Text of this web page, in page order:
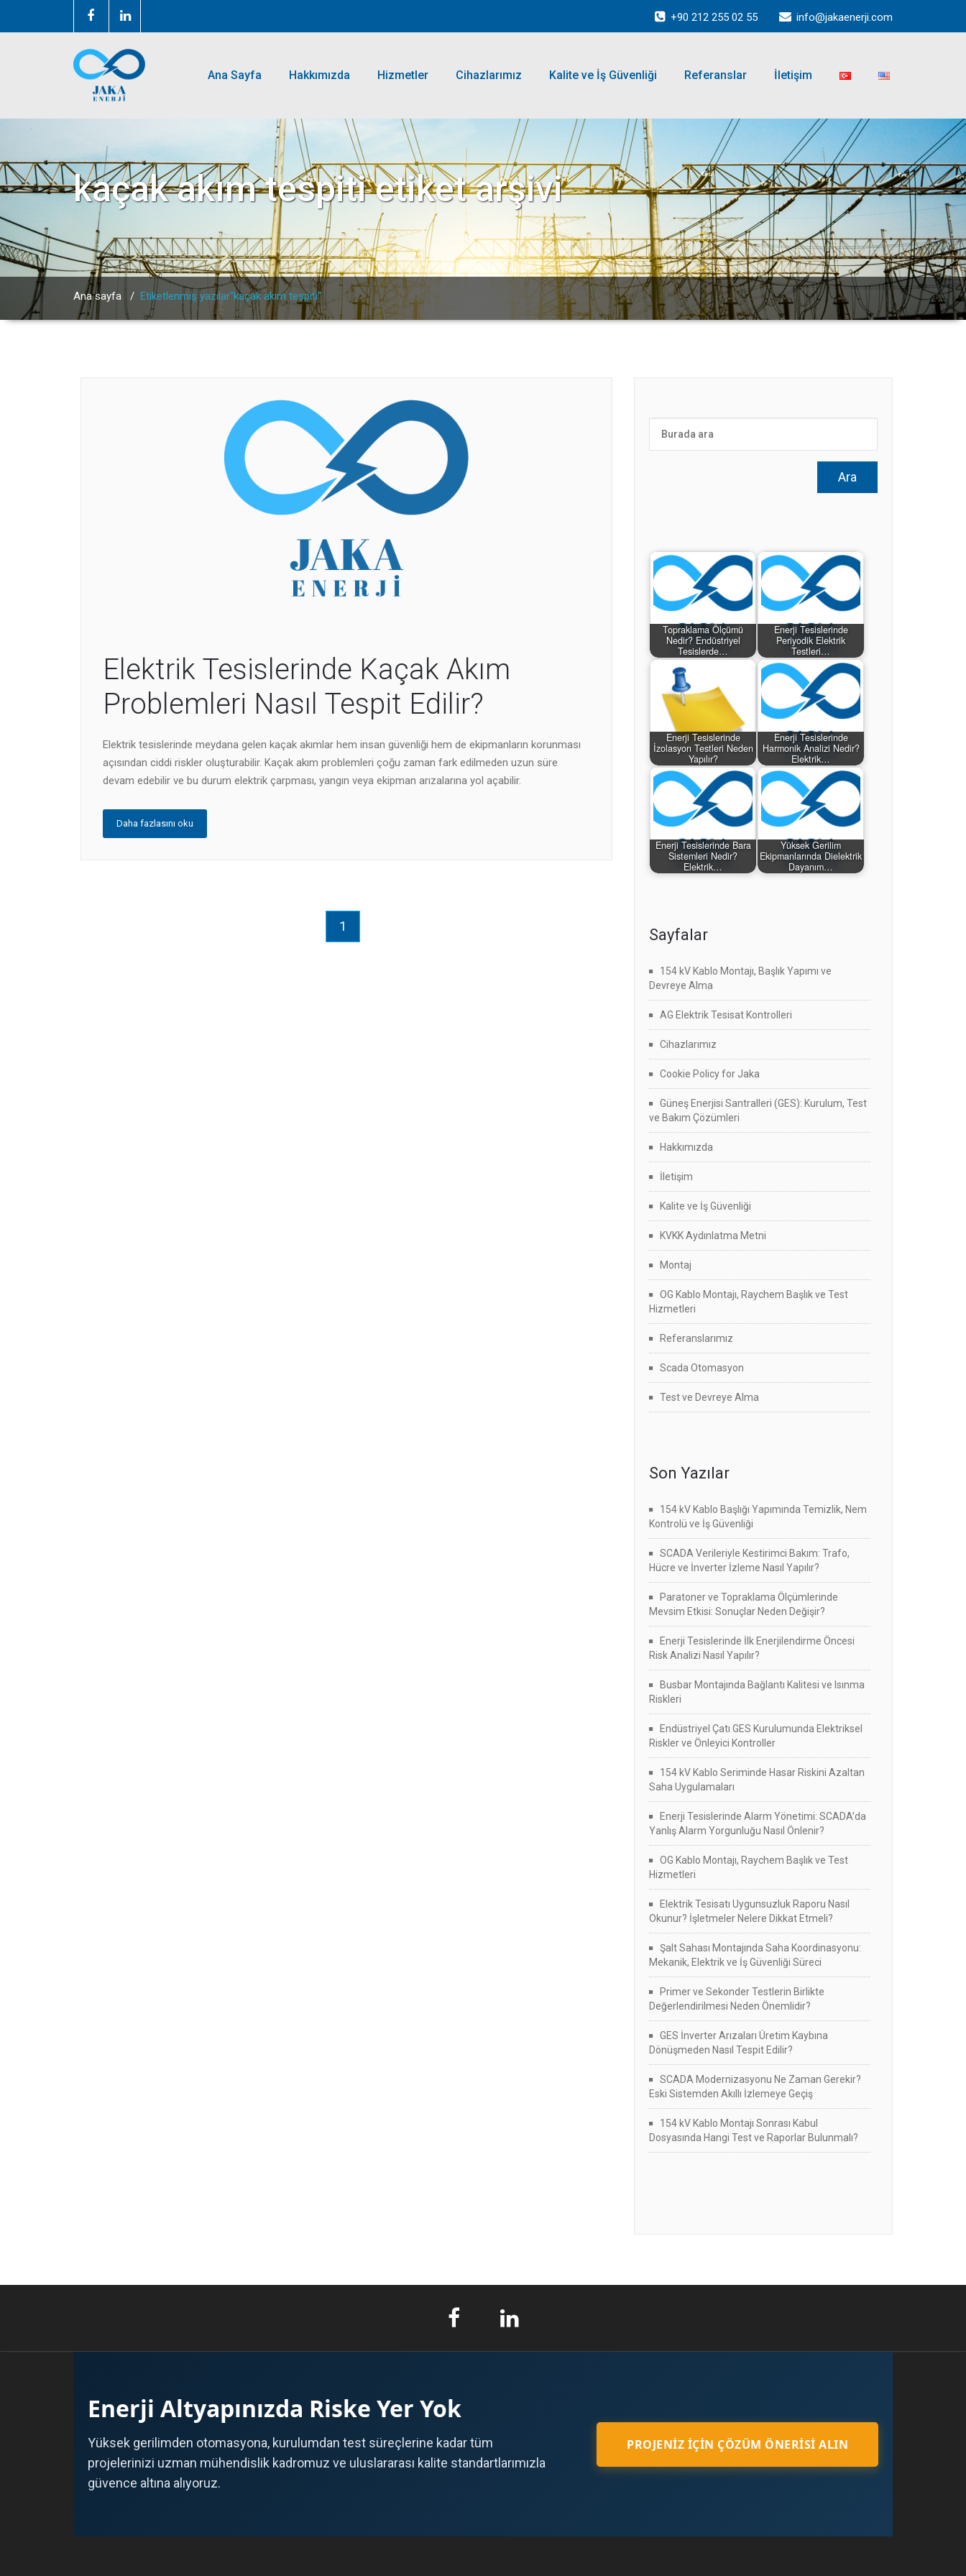
+90 212 255 02 55 info@jakaenerji.com
Ana Sayfa Hakkımızda Hizmetler Cihazlarımız Kalite ve İş Güvenliği Referanslar İletişim
kaçak akım tespitietiket arşivi
Ana sayfa / Etiketlenmiş yazılar"kaçak akım tespiti"
Elektrik Tesislerinde Kaçak Akım
Problemleri Nasıl Tespit Edilir?
Elektrik tesislerinde meydana gelen kaçak akımlar hem insan güvenliği hem de ekipmanların korunması
açısından ciddi riskler oluşturabilir. Kaçak akım problemleri çoğu zaman fark edilmeden uzun süre
devam edebilir ve bu durum elektrik çarpması, yangın veya ekipman arızalarına yol açabilir.
Daha fazlasını oku
1
Topraklama Ölçümü
Nedir? Endüstriyel
Tesislerde…
Enerji Tesislerinde
Periyodik Elektrik
Testleri…
Enerji Tesislerinde
İzolasyon Testleri Neden
Yapılır?
Enerji Tesislerinde
Harmonik Analizi Nedir?
Elektrik…
Enerji Tesislerinde Bara
Sistemleri Nedir?
Elektrik…
Yüksek Gerilim
Ekipmanlarında Dielektrik
Dayanım…
Sayfalar
154 kV Kablo Montajı, Başlık Yapımı ve
Devreye Alma
AG Elektrik Tesisat Kontrolleri
Cihazlarımız
Cookie Policy for Jaka
Güneş Enerjisi Santralleri (GES): Kurulum, Test
ve Bakım Çözümleri
Hakkımızda
İletişim
Kalite ve İş Güvenliği
KVKK Aydınlatma Metni
Montaj
OG Kablo Montajı, Raychem Başlık ve Test
Hizmetleri
Referanslarımız
Scada Otomasyon
Test ve Devreye Alma
Son Yazılar
154 kV Kablo Başlığı Yapımında Temizlik, Nem
Kontrolü ve İş Güvenliği
SCADA Verileriyle Kestirimci Bakım: Trafo,
Hücre ve İnverter İzleme Nasıl Yapılır?
Paratoner ve Topraklama Ölçümlerinde
Mevsim Etkisi: Sonuçlar Neden Değişir?
Enerji Tesislerinde İlk Enerjilendirme Öncesi
Risk Analizi Nasıl Yapılır?
Busbar Montajında Bağlantı Kalitesi ve Isınma
Riskleri
Endüstriyel Çatı GES Kurulumunda Elektriksel
Riskler ve Önleyici Kontroller
154 kV Kablo Seriminde Hasar Riskini Azaltan
Saha Uygulamaları
Enerji Tesislerinde Alarm Yönetimi: SCADA’da
Yanlış Alarm Yorgunluğu Nasıl Önlenir?
OG Kablo Montajı, Raychem Başlık ve Test
Hizmetleri
Elektrik Tesisatı Uygunsuzluk Raporu Nasıl
Okunur? İşletmeler Nelere Dikkat Etmeli?
Şalt Sahası Montajında Saha Koordinasyonu:
Mekanik, Elektrik ve İş Güvenliği Süreci
Primer ve Sekonder Testlerin Birlikte
Değerlendirilmesi Neden Önemlidir?
GES İnverter Arızaları Üretim Kaybına
Dönüşmeden Nasıl Tespit Edilir?
SCADA Modernizasyonu Ne Zaman Gerekir?
Eski Sistemden Akıllı İzlemeye Geçiş
154 kV Kablo Montajı Sonrası Kabul
Dosyasında Hangi Test ve Raporlar Bulunmalı?
Enerji Altyapınızda Riske Yer Yok
Yüksek gerilimden otomasyona, kurulumdan test süreçlerine kadar tüm
projelerinizi uzman mühendislik kadromuz ve uluslararası kalite standartlarımızla
güvence altına alıyoruz.
PROJENIZ İÇIN ÇÖZÜM ÖNERISI ALIN